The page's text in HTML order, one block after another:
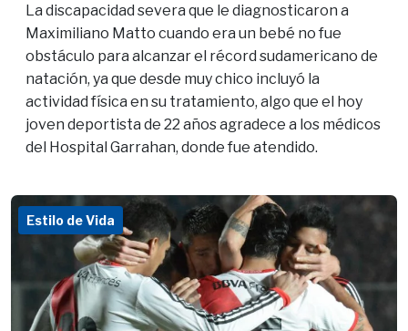
La discapacidad severa que le diagnosticaron a
Maximiliano Matto cuando era un bebé no fue
obstáculo para alcanzar el récord sudamericano de
natación, ya que desde muy chico incluyó la
actividad física en su tratamiento, algo que el hoy
joven deportista de 22 años agradece a los médicos
del Hospital Garrahan, donde fue atendido.
Estilo de Vida